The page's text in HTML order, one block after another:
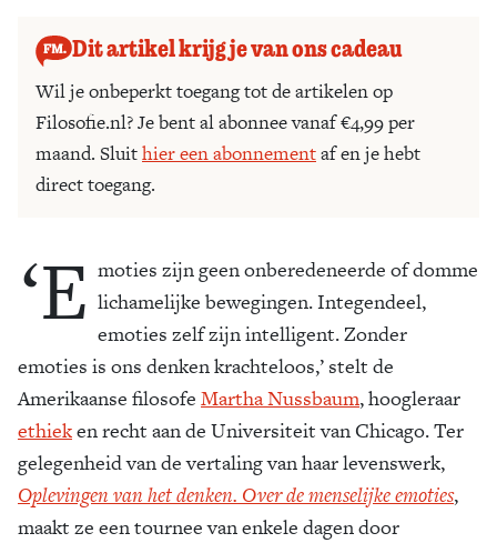
Dit artikel krijg je van ons cadeau
Wil je onbeperkt toegang tot de artikelen op
Filosofie.nl? Je bent al abonnee vanaf €4,99 per
maand. Sluithier een abonnementaf en je hebt
direct toegang.
‘E moties zijn geen onberedeneerde of domme
lichamelijke bewegingen. Integendeel,
emoties zelf zijn intelligent. Zonder
emoties is ons denken krachteloos,’ stelt de
Amerikaanse filosofe Martha Nussbaum, hoogleraar
ethieken recht aan de Universiteit van Chicago. Ter
gelegenheid van de vertaling van haar levenswerk,
Oplevingen van het denken. Over de menselijke emoties,
maakt ze een tournee van enkele dagen door